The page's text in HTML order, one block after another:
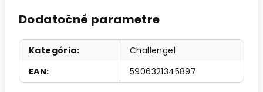
Dodatočné parametre
Kategória:
Challengel
EAN: 5906321345897